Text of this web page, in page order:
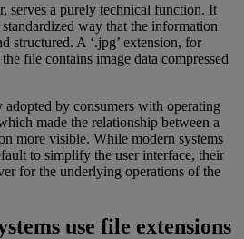
serves a purely technical function. It
way that the information
structured. A ‘.jpg’ extension, for
file contains image data compressed
by consumers with operating
made the relationship between a
more visible. While modern systems
to simplify the user interface, their
for the underlying operations of the
use file extensions